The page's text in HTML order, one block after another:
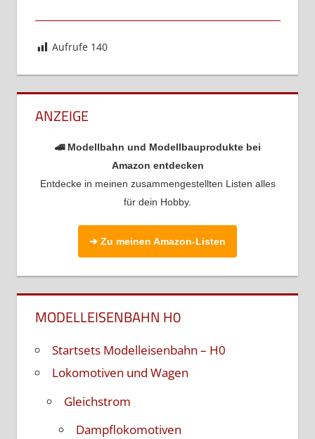
Aufrufe 140
ANZEIGE
🚄 Modellbahn und Modellbauprodukte bei
Amazon entdecken
Entdecke in meinen zusammengestellten Listen alles
für dein Hobby.
➔ Zu meinen Amazon-Listen
MODELLEISENBAHN H0
Startsets Modelleisenbahn – H0
Lokomotiven und Wagen
Gleichstrom
Dampflokomotiven